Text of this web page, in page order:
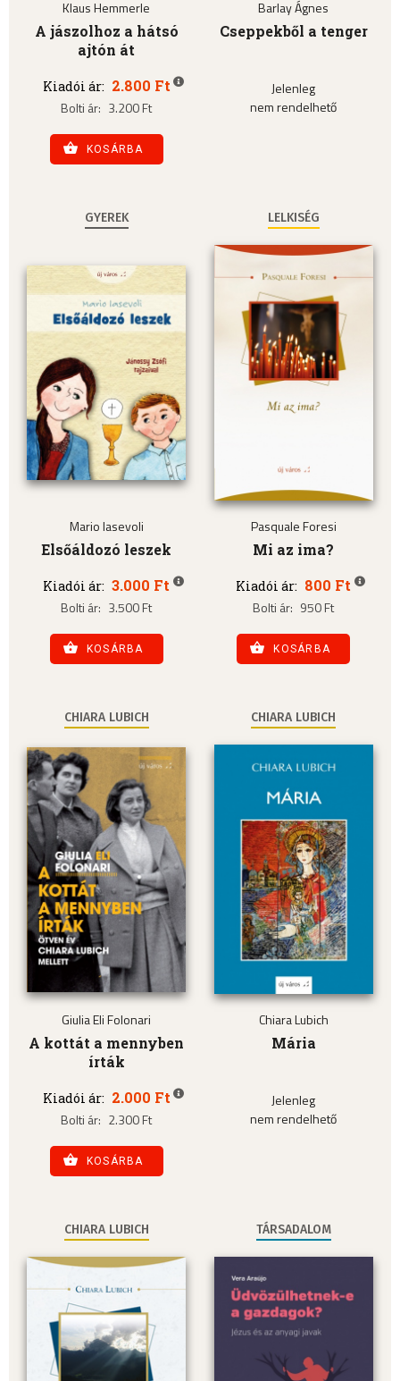
Klaus Hemmerle
A jászolhoz a hátsó
ajtón át
Kiadói ár: 2.800 Ft
Bolti ár: 3.200 Ft
KOSÁRBA
Barlay Ágnes
Cseppekből a tenger
Jelenleg
nem rendelhető
GYEREK
Mario Iasevoli
Elsőáldozó leszek
Kiadói ár: 3.000 Ft
Bolti ár: 3.500 Ft
KOSÁRBA
LELKISÉG
Pasquale Foresi
Mi az ima?
Kiadói ár: 800 Ft
Bolti ár: 950 Ft
KOSÁRBA
CHIARA LUBICH
Giulia Eli Folonari
A kottát a mennyben
írták
Kiadói ár: 2.000 Ft
Bolti ár: 2.300 Ft
KOSÁRBA
CHIARA LUBICH
Chiara Lubich
Mária
Jelenleg
nem rendelhető
CHIARA LUBICH TÁRSADALOM